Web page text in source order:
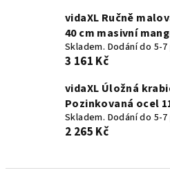
vidaXL Ručně
40 cm masivní
Skladem. Dodání do 5-
3 161 Kč
vidaXL Úložná
Pozinkovaná ocel
Skladem. Dodání do 5-
2 265 Kč